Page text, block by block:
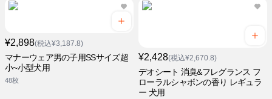
¥2,898(税込¥3,187.8)
マナーウェア男の子用SSサイズ超
小~小型犬用
48枚
¥2,428(税込¥2,670.8)
デオシート 消臭&フレグランス フ
ローラルシャボンの香り レギュラ
ー 犬用